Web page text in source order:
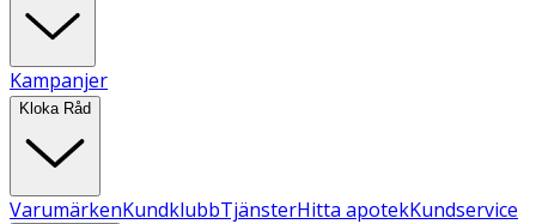
Kampanjer
Kloka Råd
VarumärkenKundklubbTjänsterHitta apotekKundservice